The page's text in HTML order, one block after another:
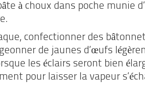
à choux dans poche munie
confectionner des
de jaunes d’œufs
les éclairs seront bien
pour laisser la vapeur